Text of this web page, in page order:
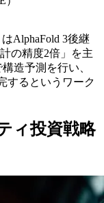
AlphaFold 3後継
の精度2倍」を主
造予測を行い、
するというワーク
ィ投資戦略